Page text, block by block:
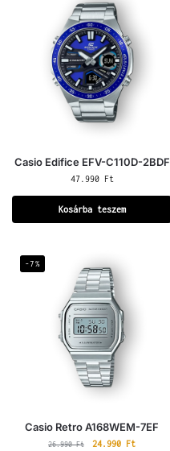
Casio Edifice EFV-C110D-2BDF
47.990 Ft
Kosárba teszem
-7%
Casio Retro A168WEM-7EF
26.990Ft 24.990 Ft